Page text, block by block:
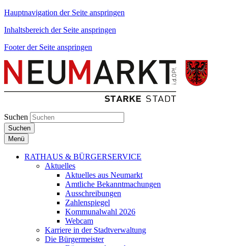
Hauptnavigation der Seite anspringen
Inhaltsbereich der Seite anspringen
Footer der Seite anspringen
Suchen
Suchen
Menü
RATHAUS & BÜRGERSERVICE
Aktuelles
Aktuelles aus Neumarkt
Amtliche Bekanntmachungen
Ausschreibungen
Zahlenspiegel
Kommunalwahl 2026
Webcam
Karriere in der Stadtverwaltung
Die Bürgermeister